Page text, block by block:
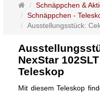
Startseite
Schnäppchen &
Schnäppchen -
Ausstellungsstück:
NexStar
Teleskop
Mit diesem Teleskop